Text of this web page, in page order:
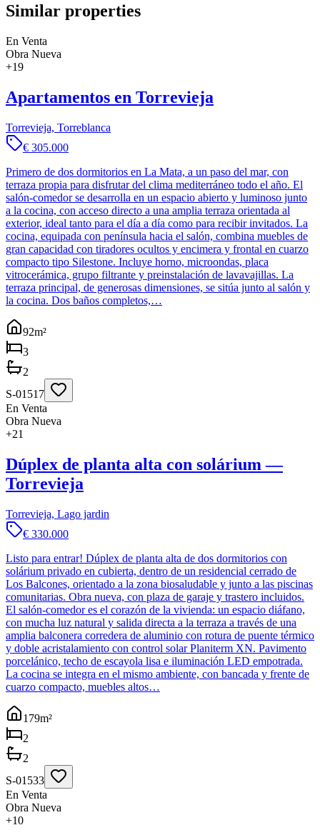
Similar properties
En Venta
Obra Nueva
+19
Apartamentos en Torrevieja
Torrevieja, Torreblanca
€ 305.000
Primero de dos dormitorios en La Mata, a un paso del mar, con
terraza propia para disfrutar del clima mediterráneo todo el año. El
salón-comedor se desarrolla en un espacio abierto y luminoso junto
a la cocina, con acceso directo a una amplia terraza orientada al
exterior, ideal tanto para el día a día como para recibir invitados. La
cocina, equipada con península hacia el salón, combina muebles de
gran capacidad con tiradores ocultos y encimera y frontal en cuarzo
compacto tipo Silestone. Incluye horno, microondas, placa
vitrocerámica, grupo filtrante y preinstalación de lavavajillas. La
terraza principal, de generosas dimensiones, se sitúa junto al salón y
la cocina. Dos baños completos,…
92m²
3
2
S-01517
En Venta
Obra Nueva
+21
Dúplex de planta alta con solárium —
Torrevieja
Torrevieja, Lago jardin
€ 330.000
Listo para entrar! Dúplex de planta alta de dos dormitorios con
solárium privado en cubierta, dentro de un residencial cerrado de
Los Balcones, orientado a la zona biosaludable y junto a las piscinas
comunitarias. Obra nueva, con plaza de garaje y trastero incluidos.
El salón-comedor es el corazón de la vivienda: un espacio diáfano,
con mucha luz natural y salida directa a la terraza a través de una
amplia balconera corredera de aluminio con rotura de puente térmico
y doble acristalamiento con control solar Planiterm XN. Pavimento
porcelánico, techo de escayola lisa e iluminación LED empotrada.
La cocina se integra en el mismo ambiente, con bancada y frente de
cuarzo compacto, muebles altos…
179m²
2
2
S-01533
En Venta
Obra Nueva
+10